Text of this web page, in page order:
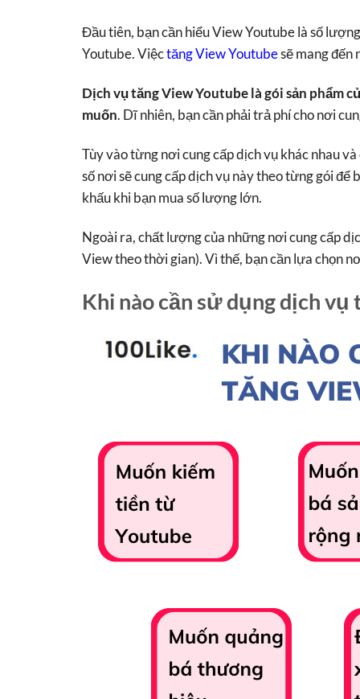
Đầu tiên, bạn cần hiểu View Youtube là số
Youtube. Việctăng View Youtubesẽ mang đến
Dịch vụ tăng View Youtube là gói sản phẩm
muốn. Dĩ nhiên, bạn cần phải trả phí cho nơi
Tùy vào từng nơi cung cấp dịch vụ khác nhau
số nơi sẽ cung cấp dịch vụ này theo từng gói
khấu khi bạn mua số lượng lớn.
Ngoài ra, chất lượng của những nơi cung cấp
View theo thời gian). Vì thế, bạn cần lựa chọn
Khi nào cần sử dụng dịch vụ